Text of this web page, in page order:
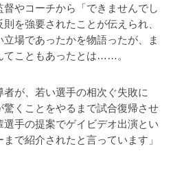
やコーチから「できませんでし
を強要されたことが伝えられ、
場であったかを物語ったが、ま
てこともあったとは……。
者が、若い選手の相次ぐ失敗に
驚くことをやるまで試合復帰させ
手の提案でゲイビデオ出演とい
で紹介されたと言っています」